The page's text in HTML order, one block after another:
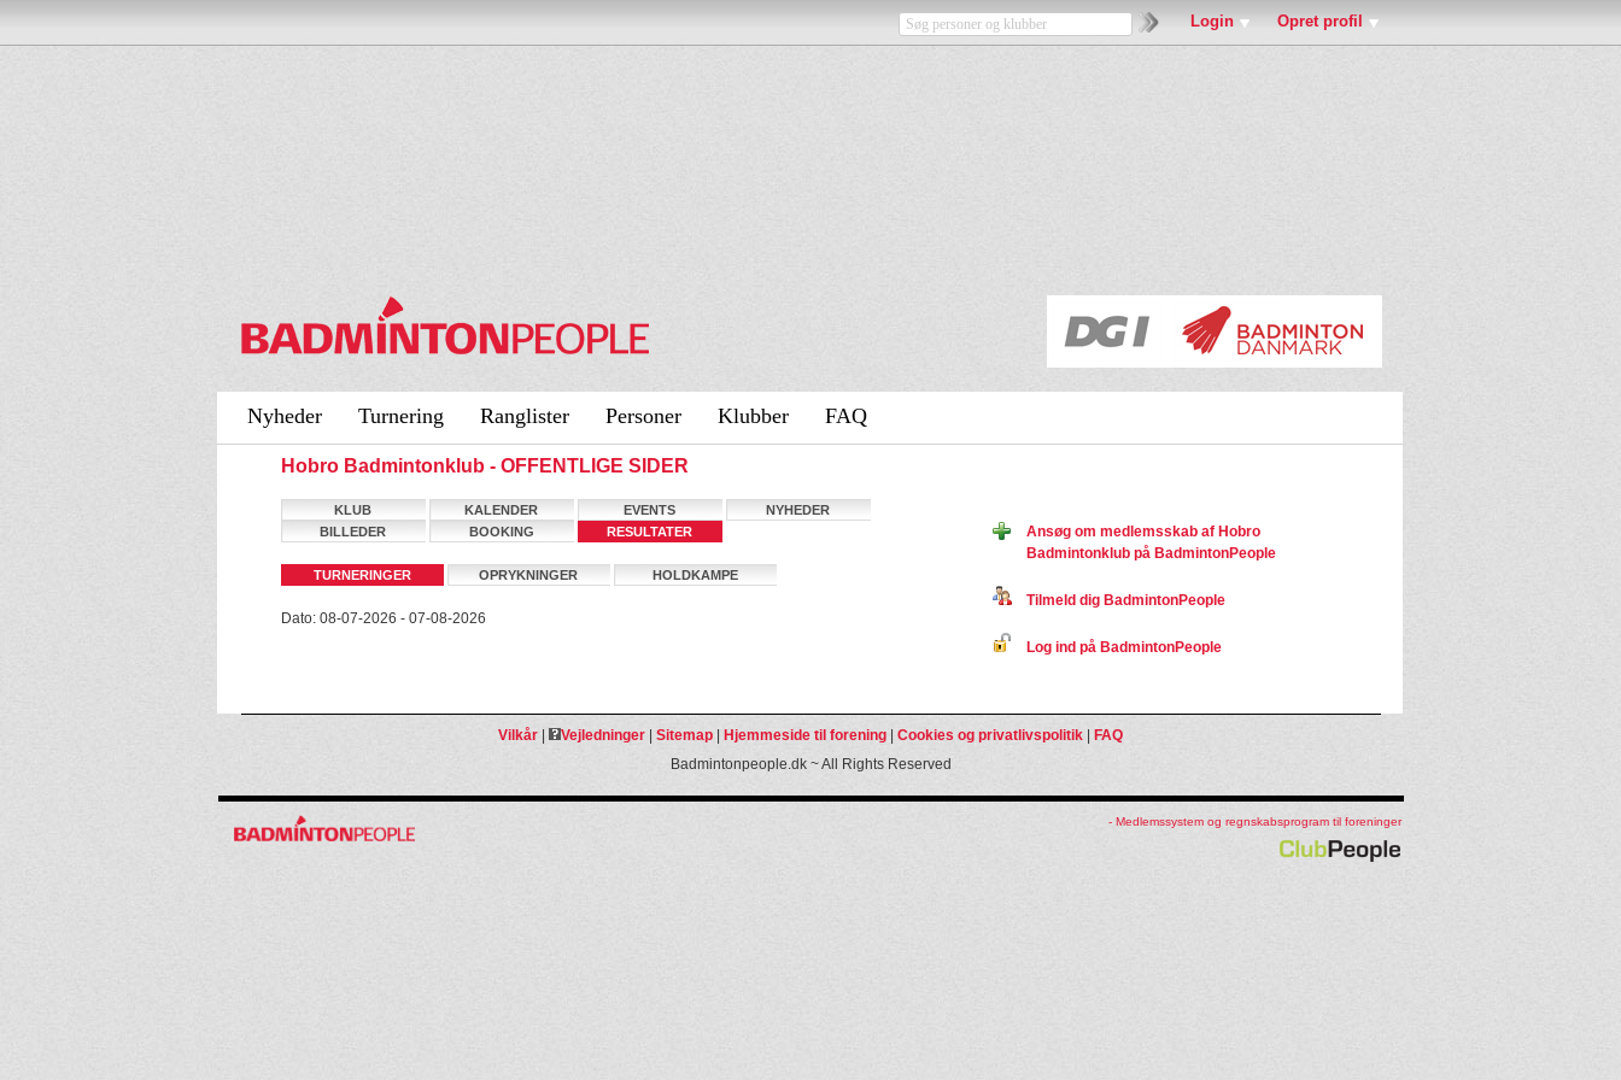
Login Opret profil
Nyheder Turnering Ranglister Personer Klubber FAQ
Hobro Badmintonklub - OFFENTLIGE SIDER
KLUB KALENDER EVENTS
NYHEDER
BILLEDER
BOOKING RESULTATER
TURNERINGER OPRYKNINGER HOLDKAMPE
Dato: 08-07-2026 - 07-08-2026
Ansøg om medlemsskab af Hobro
Badmintonklub på BadmintonPeople
Tilmeld dig BadmintonPeople
Log ind på BadmintonPeople
Vilkår Vejledninger Sitemap Hjemmeside til forening Cookies og privatlivspolitik
FAQ
Badmintonpeople.dk ~ All Rights Reserved
- Medlemssystem og regnskabsprogram til foreninger